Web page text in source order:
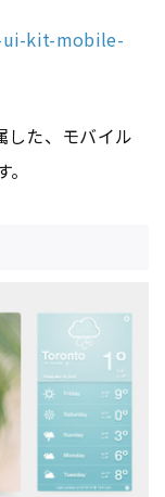
kit-mobile-
した、モバイル